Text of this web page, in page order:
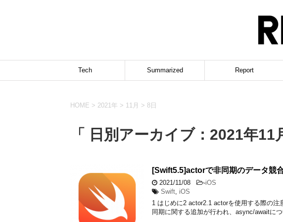
Tech Summarized Report
HOME > 2021年 > 11月 > 8日
「 日別アーカイブ：2021年11
[Swift5.5]actorで非同期のデータ競
2021/11/08 -iOS
Swift, iOS
1 はじめに2 actor2.1 actorを使用する際の
同期に関する追加が行われ、async/awaitに